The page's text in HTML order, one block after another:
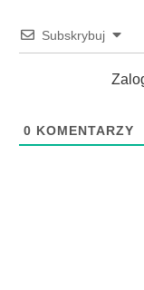
Subskrybuj
0 KOMENTARZY